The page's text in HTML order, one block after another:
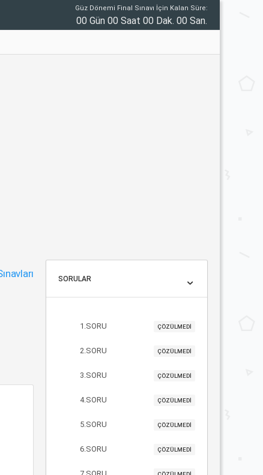
Güz Dönemi Final Sınavı İçin Kalan Süre:
00 Gün 00 Saat 00 Dak. 00 San.
SORULAR
1.SORU ÇÖZÜLMEDİ
2.SORU ÇÖZÜLMEDİ
3.SORU ÇÖZÜLMEDİ
4.SORU ÇÖZÜLMEDİ
5.SORU ÇÖZÜLMEDİ
6.SORU ÇÖZÜLMEDİ